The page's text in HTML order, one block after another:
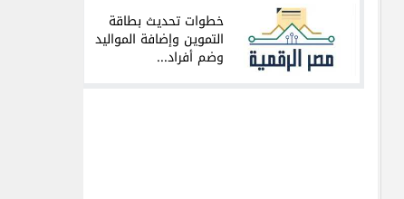
خطوات تحديث بطاقة
التموين وإضافة المواليد
وضم أفراد...